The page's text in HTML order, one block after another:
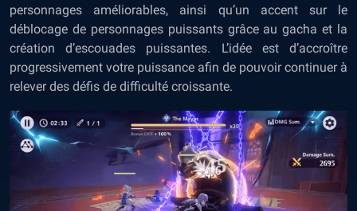
personnages améliorables, ainsi qu’un accent sur le
déblocage de personnages puissants grâce au gacha et la
création d’escouades puissantes. L’idée est d’accroître
progressivement votre puissance afin de pouvoir continuer à
relever des défis de difficulté croissante.